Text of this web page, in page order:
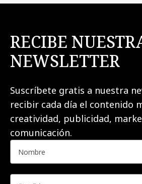
RECIBE
NEWSLETTER
Suscríbete gratis a nuestra
recibir cada día el contenido
creatividad, publicidad,
comunicación.